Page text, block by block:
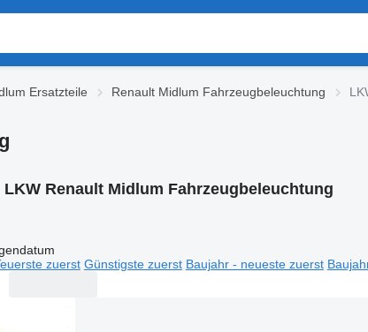
Ersatzteile Renault Midlum Fahrzeugbeleuchtung
LKW Renault Midlum Fahrzeugbeleuchtung
zuerst Günstigste zuerst Baujahr - neueste zuerst